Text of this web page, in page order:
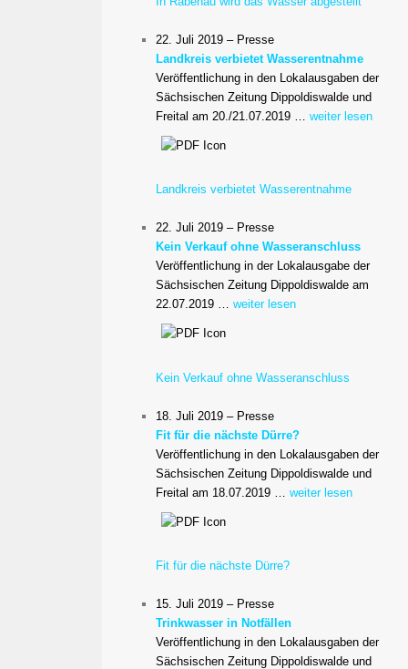
22. Juli 2019 – Presse
Landkreis verbietet Wasserentnahme
Veröffentlichung in den Lokalausgaben der
Sächsischen Zeitung Dippoldiswalde und
Freital am 20./21.07.2019 …weiter lesen
Landkreis verbietet Wasserentnahme
22. Juli 2019 – Presse
Kein Verkauf ohne Wasseranschluss
Veröffentlichung in der Lokalausgabe der
Sächsischen Zeitung Dippoldiswalde am
22.07.2019 …weiter lesen
Kein Verkauf ohne Wasseranschluss
18. Juli 2019 – Presse
Fit für die nächste Dürre?
Veröffentlichung in den Lokalausgaben der
Sächsischen Zeitung Dippoldiswalde und
Freital am 18.07.2019 …weiter lesen
Fit für die nächste Dürre?
15. Juli 2019 – Presse
Trinkwasser in Notfällen
Veröffentlichung in den Lokalausgaben der
Sächsischen Zeitung Dippoldiswalde und